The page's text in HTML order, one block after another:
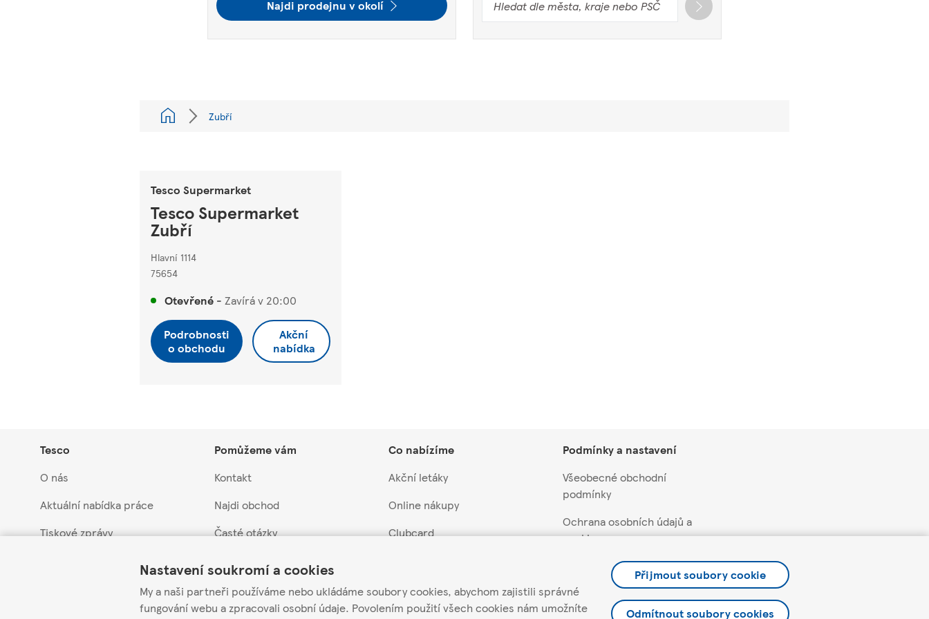
Nastavení soukromí a cookies
My a naši partneři používáme nebo ukládáme soubory cookies, abychom zajistili správné
fungování webu a zpracovali osobní údaje. Povolením použití všech cookies nám umožníte
Přijmout soubory cookie
Odmítnout soubory cookies
Najdi prodejnu v okolí
Zubří
Tesco Supermarket
Tesco Supermarket
Zubří
Hlavní 1114
75654
Otevřené - Zavírá v 20:00
Podrobnosti
o obchodu
Akční
nabídka
Tesco
O nás
Aktuální nabídka práce
Tiskové zprávy
Obchodní skupina Tesco
Pomůžeme vám
Kontakt
Najdi obchod
Časté otázky
Stažení produktů
Etická linka pro dodavatele
Co nabízíme
Akční letáky
Online nákupy
Clubcard
Dárkové karty
Scan&Shop
Podmínky a nastavení
Všeobecné obchodní
podmínky
Ochrana osobních údajů a
cookies
Nastavení soukromí a cookies
Pravidla akčních nabídek a
soutěží